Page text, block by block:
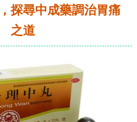
探尋中成藥調治胃痛
之道